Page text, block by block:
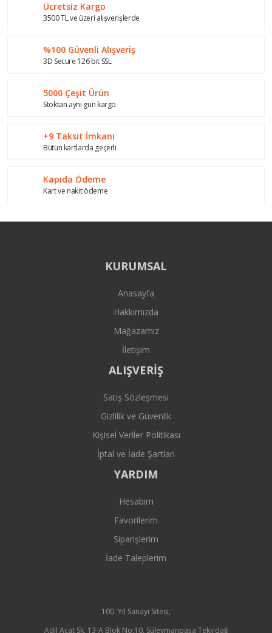
Ürün resmi kalitesiz, bozuk veya görüntülenemiyor.
Ürün bilgilerinde hatalar bulunuyor.
Bu ürüne benzer farklı alternatifler olmalı.
Ücretsiz Kargo
3500 TL ve üzeri alışverişlerde
%100 Güvenli Alışveriş
3D Secure 126 bit SSL
5000 Çeşit Ürün
Stoktan aynı gün kargo
+9 Taksit İmkanı
Bütün kartlarda geçerli
Kapıda Ödeme
Kart ve nakit ödeme
KURUMSAL
Anasayfa
Hakkımızda
Mağazamız
İletişim
ALIŞVERİŞ
Satış Sözleşmesi
Gizlilik ve Güvenlik
Kişisel Veriler Politikası
İptal ve İade Şartları
YARDIM
Hesabım
Favorilerim
Siparişlerim
İade Taleplerim
100. Yıl Sanayi Sitesi,
Adil Acat Sk. 13-A Blok No:10, Süleymanpaşa Tekirdağ